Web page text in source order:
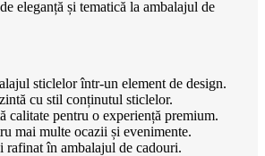
eleganță și tematică la ambalajul de
sticlelor într-un element de design.
cu stil conținutul sticlelor.
calitate pentru o experiență premium.
mai multe ocazii și evenimente.
rafinat în ambalajul de cadouri.